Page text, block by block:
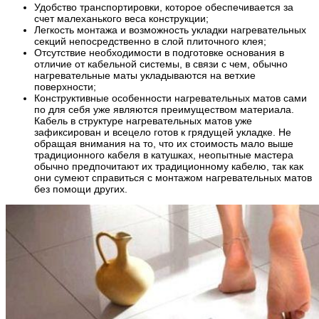
Удобство транспортировки, которое обеспечивается за
счет малеханького веса конструкции;
Легкость монтажа и возможность укладки нагревательных
секций непосредственно в слой плиточного клея;
Отсутствие необходимости в подготовке основания в
отличие от кабельной системы, в связи с чем, обычно
нагревательные маты укладываются на ветхие
поверхности;
Конструктивные особенности нагревательных матов сами
по для себя уже являются преимуществом материала.
Кабель в структуре нагревательных матов уже
зафиксирован и всецело готов к грядущей укладке. Не
обращая внимания на то, что их стоимость мало выше
традиционного кабеля в катушках, неопытные мастера
обычно предпочитают их традиционному кабелю, так как
они сумеют справиться с монтажом нагревательных матов
без помощи других.